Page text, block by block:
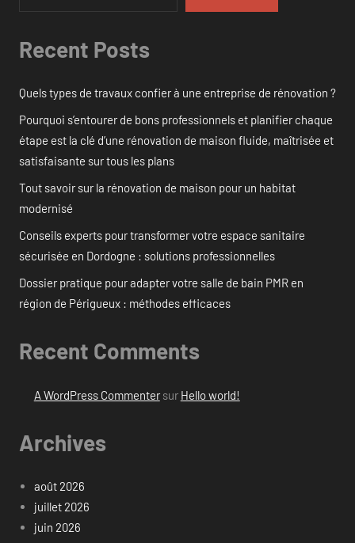
Recent Posts
Quels types de travaux confier à une entreprise de rénovation ?
Pourquoi s’entourer de bons professionnels et planifier chaque
étape est la clé d’une rénovation de maison fluide, maîtrisée et
satisfaisante sur tous les plans
Tout savoir sur la rénovation de maison pour un habitat
modernisé
Conseils experts pour transformer votre espace sanitaire
sécurisée en Dordogne : solutions professionnelles
Dossier pratique pour adapter votre salle de bain PMR en
région de Périgueux : méthodes efficaces
Recent Comments
A WordPress Commentersur Hello world!
Archives
août 2026
juillet 2026
juin 2026